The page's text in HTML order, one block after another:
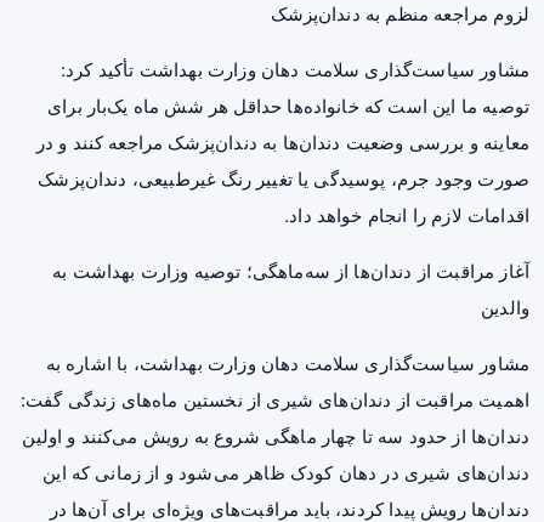
لزوم مراجعه منظم به دندان‌پزشک
مشاور سیاست‌گذاری سلامت دهان وزارت بهداشت تأکید کرد:
توصیه ما این است که خانواده‌ها حداقل هر شش ماه یک‌بار برای
معاینه و بررسی وضعیت دندان‌ها به دندان‌پزشک مراجعه کنند و در
صورت وجود جرم، پوسیدگی یا تغییر رنگ غیرطبیعی، دندان‌پزشک
اقدامات لازم را انجام خواهد داد.
آغاز مراقبت از دندان‌ها از سه‌ماهگی؛ توصیه وزارت بهداشت به
والدین
مشاور سیاست‌گذاری سلامت دهان وزارت بهداشت، با اشاره به
اهمیت مراقبت از دندان‌های شیری از نخستین ماه‌های زندگی گفت:
دندان‌ها از حدود سه تا چهار ماهگی شروع به رویش می‌کنند و اولین
دندان‌های شیری در دهان کودک ظاهر می‌شود و از زمانی که این
دندان‌ها رویش پیدا کردند، باید مراقبت‌های ویژه‌ای برای آن‌ها در